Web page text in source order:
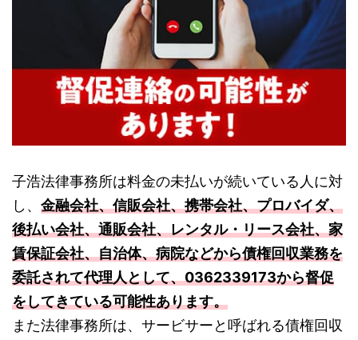
子浩法律事務所は料金の未払いが続いている人に対
し、 金融会社、信販会社、携帯会社、プロバイダ、
後払い会社、通販会社、レンタル・リース会社、家
賃保証会社、自治体、病院などから債権回収業務を
委託されて代理人として、0362339173から督促
をしてきている可能性あります。
また法律事務所は、サービサーと呼ばれる債権回収